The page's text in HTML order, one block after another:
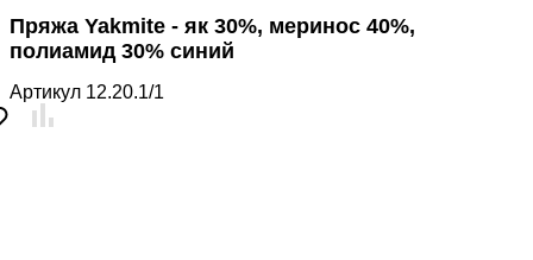
Пряжа Yakmite - як 30%, меринос 40%,
полиамид 30% синий
Артикул 12.20.1/1